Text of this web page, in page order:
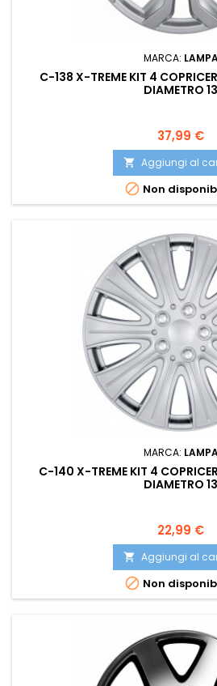
MARCA:
C-138 X-TREME KIT 4
DIAMETRO 13
Prezzo
37,99 €
 Aggiungi al
 Non
MARCA:
C-140 X-TREME KIT 4
DIAMETRO 13
Prezzo
22,99 €
 Aggiungi al
 Non